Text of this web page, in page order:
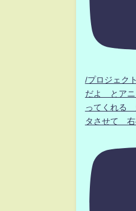
/プロジェク
だよ とアニ
ってくれる
タさせて 右